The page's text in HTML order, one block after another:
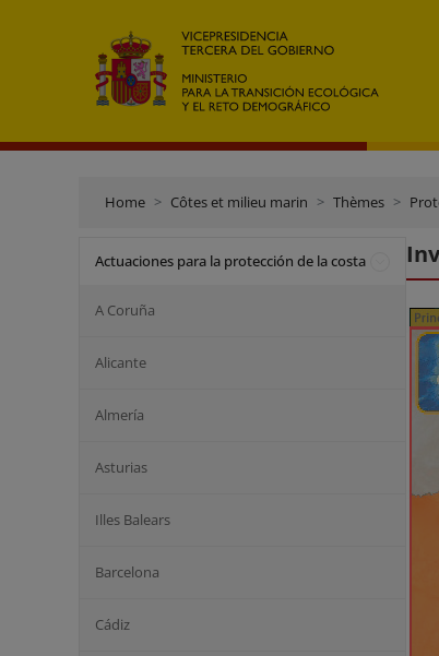
Home Côtes et milieu marin Thèmes
Actuaciones para la protección de la costa
A Coruña
Alicante
Almería
Asturias
Illes Balears
Barcelona
Cádiz